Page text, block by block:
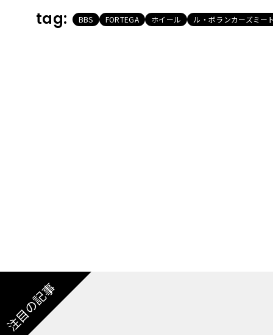
tag: BBS FORTEGA ホイール ル・ボランカーズミー
注目の記事